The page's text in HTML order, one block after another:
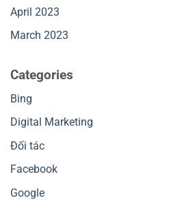
April 2023
March 2023
Categories
Bing
Digital Marketing
Đối tác
Facebook
Google